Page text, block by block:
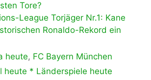
Tore?
League Torjäger Nr.1: Kane
Ronaldo-Rekord ein
heute, FC Bayern München
heute * Länderspiele heute